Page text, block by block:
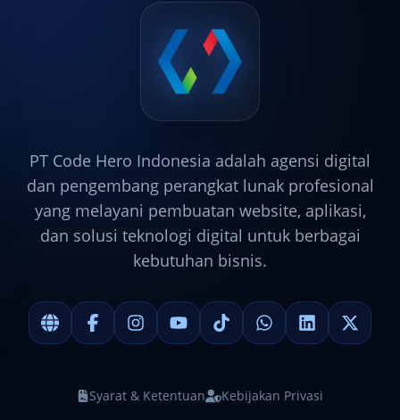
PT Code Hero Indonesia adalah agensi digital
dan pengembang perangkat lunak profesional
yang melayani pembuatan website, aplikasi,
dan solusi teknologi digital untuk berbagai
kebutuhan bisnis.
Syarat & Ketentuan Kebijakan Privasi